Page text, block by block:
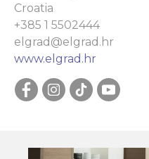
Croatia
+385 1 5502444
elgrad@elgrad.hr
www.elgrad.hr